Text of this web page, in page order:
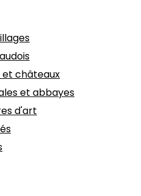
et châteaux
et abbayes
d'art